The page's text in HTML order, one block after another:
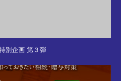
別企画 第３弾